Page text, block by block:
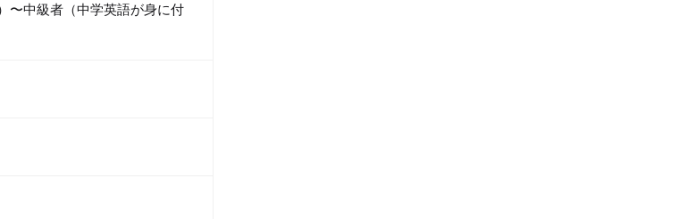
〜中級者（中学英語が身に付